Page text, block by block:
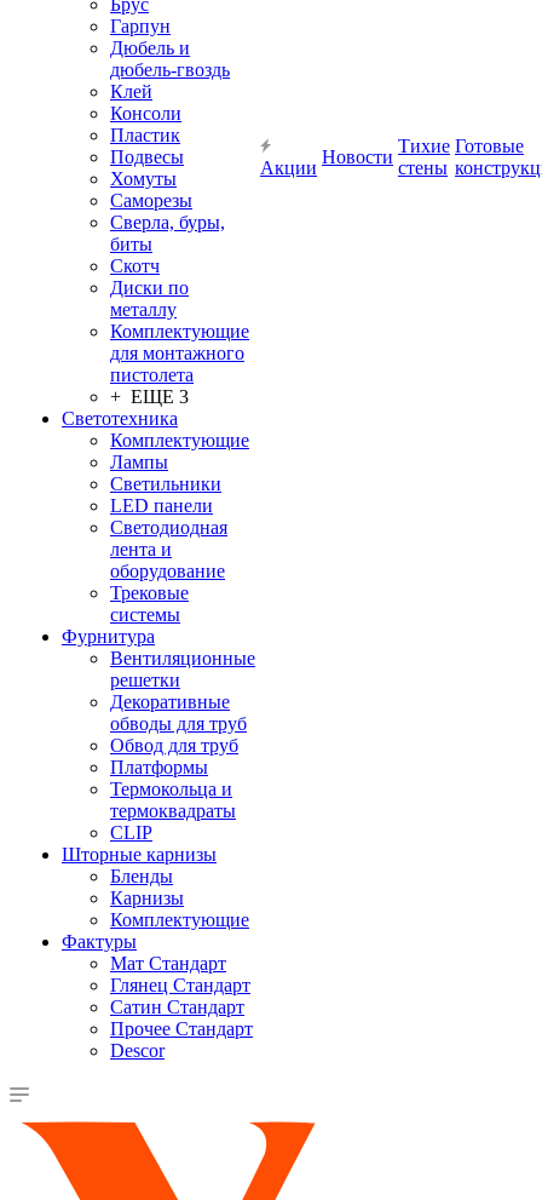
Брус
Гарпун
Дюбель и
дюбель-гвоздь
Клей
Консоли
Пластик
Подвесы
Хомуты
Саморезы
Сверла, буры,
биты
Скотч
Диски по
металлу
Комплектующие
для монтажного
пистолета
+ ЕЩЕ 3
Светотехника
Комплектующие
Лампы
Светильники
LED панели
Светодиодная
лента и
оборудование
Трековые
системы
Фурнитура
Вентиляционные
решетки
Декоративные
обводы для труб
Обвод для труб
Платформы
Термокольца и
термоквадраты
CLIP
Шторные карнизы
Бленды
Карнизы
Комплектующие
Фактуры
Мат Стандарт
Глянец Стандарт
Сатин Стандарт
Прочее Стандарт
Descor
Акции
Новости
Тихие
стены
Готовые